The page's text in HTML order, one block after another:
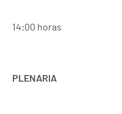
14:00 horas
PLENARIA